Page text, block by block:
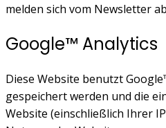
melden sich vom Newsletter
Google™ Analytics
Diese Website benutzt
gespeichert werden und die
Website (einschließlich Ihrer